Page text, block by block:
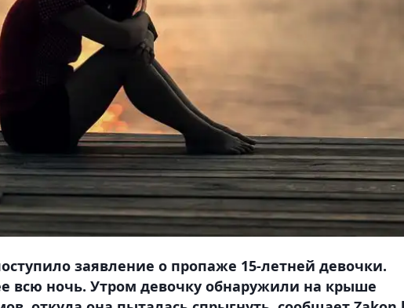
заявление о пропаже 15-летней девочки.
всю ночь. Утром девочку обнаружили на крыше